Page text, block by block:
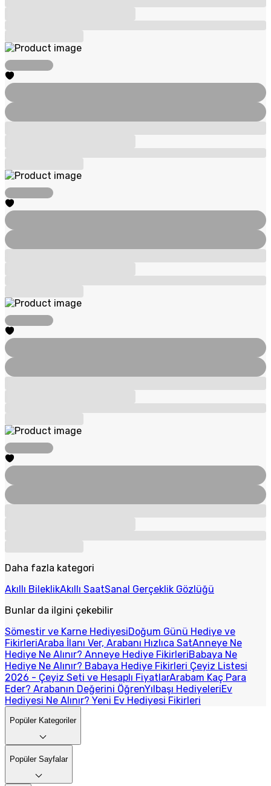
Daha fazla kategori
Akıllı BileklikAkıllı SaatSanal Gerçeklik Gözlüğü
Bunlar da ilgini çekebilir
Sömestir ve Karne HediyesiDoğum Günü Hediye ve
FikirleriAraba İlanı Ver, Arabanı Hızlıca SatAnneye Ne
Hediye Ne Alınır? Anneye Hediye FikirleriBabaya Ne
Hediye Ne Alınır? Babaya Hediye Fikirleri Çeyiz Listesi
2026 - Çeyiz Seti ve Hesaplı FiyatlarArabam Kaç Para
Eder? Arabanın Değerini ÖğrenYılbaşı HediyeleriEv
Hediyesi Ne Alınır? Yeni Ev Hediyesi Fikirleri
Popüler Kategoriler
Popüler Sayfalar